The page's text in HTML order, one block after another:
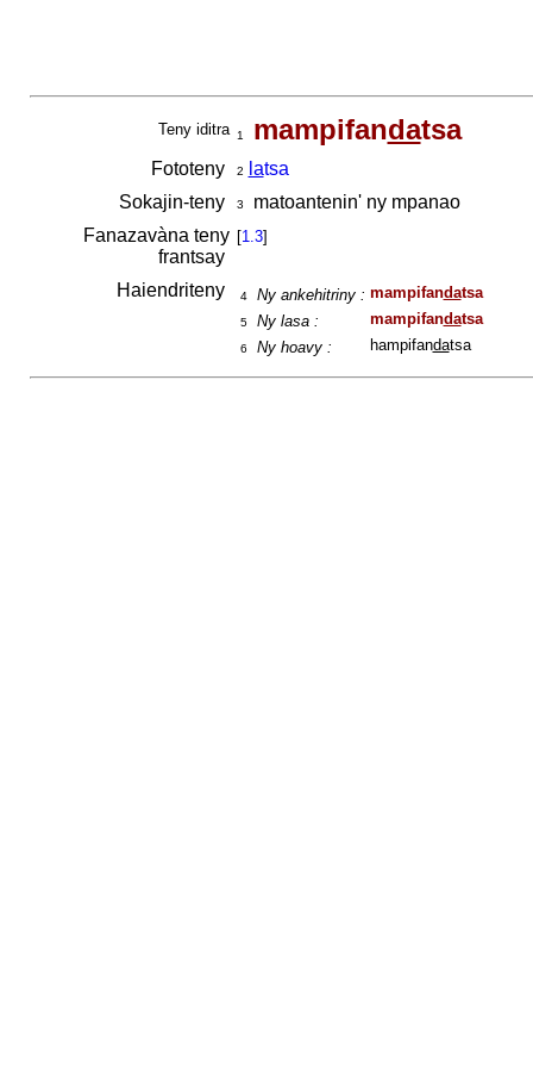
Teny iditra 1 mampifandatsa
Fototeny 2 latsa
Sokajin-teny
3
matoantenin' ny mpanao
Fanazavàna teny
frantsay
[1.3]
Haiendriteny 4 Ny ankehitriny : mampifandatsa
5 Ny lasa : mampifandatsa
6 Ny hoavy : hampifandatsa